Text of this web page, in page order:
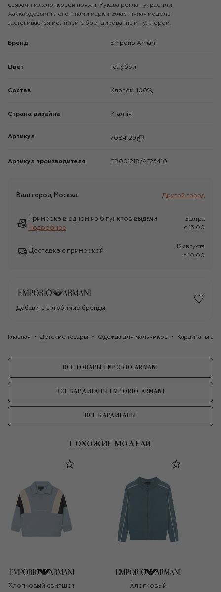
связали из хлопковой пряжи. Рукава реглан украсили
жаккардовыми логотипами марки. Эластичная модель
застегивается молнией с брендированным пуллером.
Бренд Emporio Armani
Цвет Голубой
Состав Хлопок: 100%;
Страна дизайна Италия
Артикул 7084129
Артикул производителя EB001218/AF23410
Ваш город Москва Другой город
Примерка в одном из 6 пунктов выдачи
Подробнее
Завтра
c 13:00
Доставка с примеркой
12 августа
c 10:00
Добавить в любимые бренды
Главная Детские товары Одежда для мальчиков Кардиганы
ВСЕ ТОВАРЫ EMPORIO ARMANI
ВСЕ КАРДИГАНЫ EMPORIO ARMANI
ВСЕ КАРДИГАНЫ
ПОХОЖИЕ МОДЕЛИ
Хлопковый свитшот
Хлопковый